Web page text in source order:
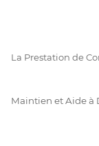
La Prestation de
Maintien et Aide à